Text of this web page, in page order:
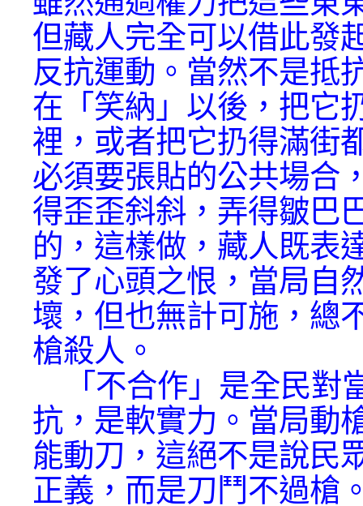
但藏人完全可以借此發
反抗運動。當然不是抵
在「笑納」以後，把它
裡，或者把它扔得滿街
必須要張貼的公共場合
得歪歪斜斜，弄得皺巴
的，這樣做，藏人既表
發了心頭之恨，當局自
壞，但也無計可施，總
槍殺人。
「不合作」是全民對
抗，是軟實力。當局動
能動刀，這絕不是說民
正義，而是刀鬥不過槍